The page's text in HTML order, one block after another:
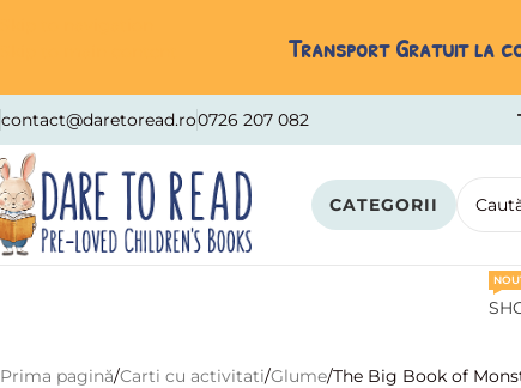
Transport Gratuit la
contact@daretoread.ro0726 207 082
CATEGORII
Prima pagină Carti cu activitati Glume The Big Book of